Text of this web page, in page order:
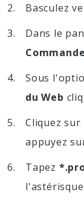
Basculez
Dans le
Sous
du Web
Cliquez sur
appuyez
Tapez